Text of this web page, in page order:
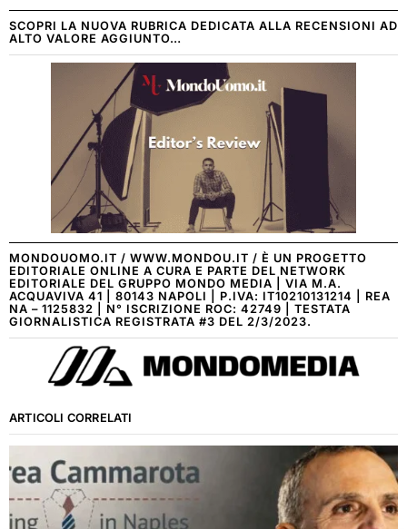
SCOPRI LA NUOVA RUBRICA DEDICATA ALLA RECENSIONI AD
ALTO VALORE AGGIUNTO…
MONDOUOMO.IT / WWW.MONDOU.IT / È UN PROGETTO
EDITORIALE ONLINE A CURA E PARTE DEL NETWORK
EDITORIALE DEL GRUPPO MONDO MEDIA | VIA M.A.
ACQUAVIVA 41 | 80143 NAPOLI | P.IVA: IT10210131214 | REA
NA – 1125832 | N° ISCRIZIONE ROC: 42749 | TESTATA
GIORNALISTICA REGISTRATA #3 DEL 2/3/2023.
ARTICOLI CORRELATI